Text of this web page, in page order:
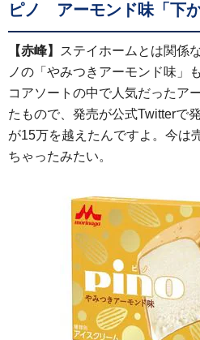
ピノ アーモンド味「下
【赤峰】
ステイホームとは関係
ノの「やみつきアーモンド味」
コアソートの中で人気だったア
たもので、発売が公式Twitterで
が15万を越えたんですよ。今は
ちゃったみたい。